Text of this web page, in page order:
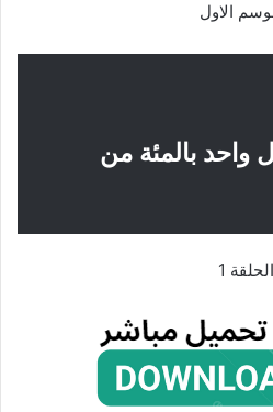
الاول
بالمئة من
الحلقة 1